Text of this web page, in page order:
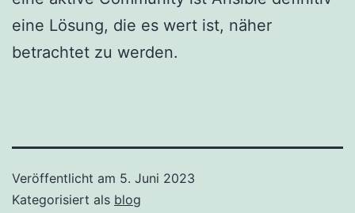
eine Lösung, die es wert ist, näher
betrachtet zu werden.
Veröffentlicht am 5. Juni 2023
Kategorisiert als blog